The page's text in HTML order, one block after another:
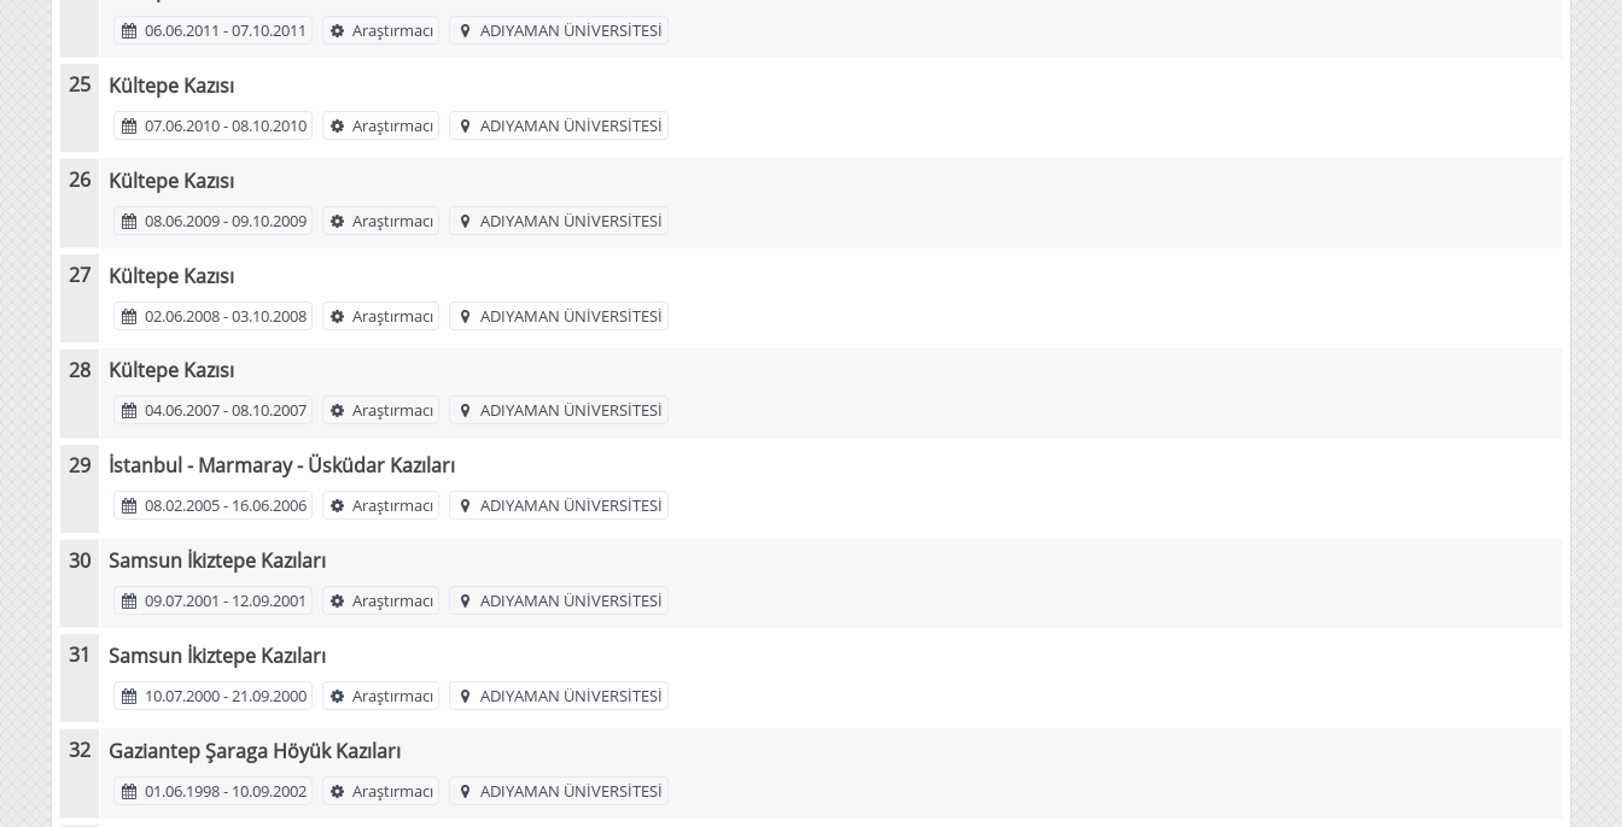
06.06.2011 - 07.10.2011 Araştırmacı ADIYAMAN ÜNİVERSİTESİ
Kültepe Kazısı
07.06.2010 - 08.10.2010 Araştırmacı ADIYAMAN ÜNİVERSİTESİ
Kültepe Kazısı
08.06.2009 - 09.10.2009 Araştırmacı ADIYAMAN ÜNİVERSİTESİ
Kültepe Kazısı
02.06.2008 - 03.10.2008 Araştırmacı ADIYAMAN ÜNİVERSİTESİ
Kültepe Kazısı
04.06.2007 - 08.10.2007 Araştırmacı ADIYAMAN ÜNİVERSİTESİ
İstanbul - Marmaray - Üsküdar Kazıları
08.02.2005 - 16.06.2006 Araştırmacı ADIYAMAN ÜNİVERSİTESİ
Samsun İkiztepe Kazıları
09.07.2001 - 12.09.2001 Araştırmacı ADIYAMAN ÜNİVERSİTESİ
Samsun İkiztepe Kazıları
10.07.2000 - 21.09.2000 Araştırmacı ADIYAMAN ÜNİVERSİTESİ
Gaziantep Şaraga Höyük Kazıları
01.06.1998 - 10.09.2002 Araştırmacı ADIYAMAN ÜNİVERSİTESİ